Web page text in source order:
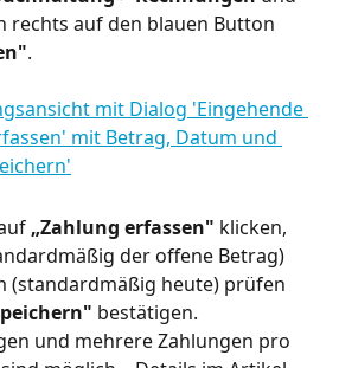
rechts auf den blauen Button
.
„Zahlung erfassen" klicken,
der offene Betrag)
(standardmäßig heute) prüfen
bestätigen.
und mehrere Zahlungen pro